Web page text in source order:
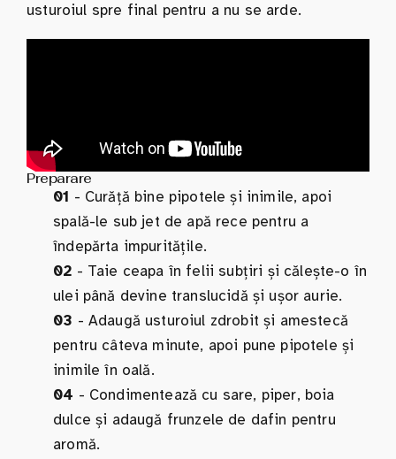
usturoiul spre final pentru a nu se arde.
Preparare
01 - Curăță bine pipotele și inimile, apoi
spală-le sub jet de apă rece pentru a
îndepărta impuritățile.
02 - Taie ceapa în felii subțiri și călește-o în
ulei până devine translucidă și ușor aurie.
03 - Adaugă usturoiul zdrobit și amestecă
pentru câteva minute, apoi pune pipotele și
inimile în oală.
04 - Condimentează cu sare, piper, boia
dulce și adaugă frunzele de dafin pentru
aromă.